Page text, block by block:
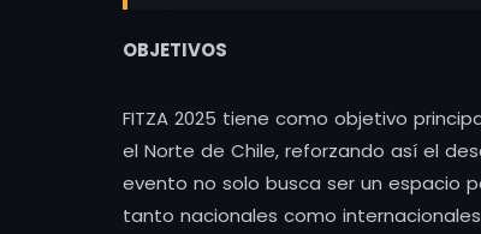
OBJETIVOS
FITZA 2025 tiene como objetivo
el Norte de Chile, reforzando así el
evento no solo busca ser un espacio
tanto nacionales como